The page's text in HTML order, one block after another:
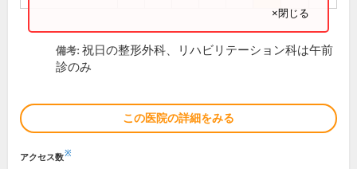
×閉じる
備考: 祝日の整形外科、リハビリテーション科は午前
診のみ
この医院の詳細をみる
アクセス数※